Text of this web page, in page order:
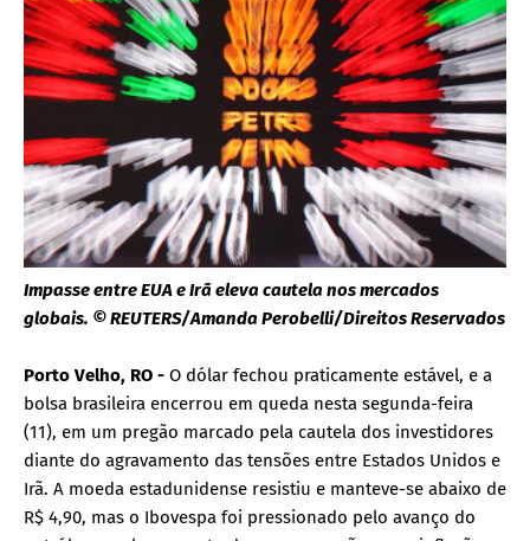
Impasse entre EUA e Irã eleva cautela nos mercados
globais. © REUTERS/Amanda Perobelli/Direitos Reservados
Porto Velho, RO - O dólar fechou praticamente estável, e a
bolsa brasileira encerrou em queda nesta segunda-feira
(11), em um pregão marcado pela cautela dos investidores
diante do agravamento das tensões entre Estados Unidos e
Irã. A moeda estadunidense resistiu e manteve-se abaixo de
R$ 4,90, mas o Ibovespa foi pressionado pelo avanço do